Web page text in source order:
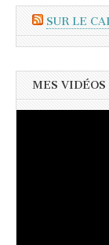
SUR LE
MES VIDÉOS